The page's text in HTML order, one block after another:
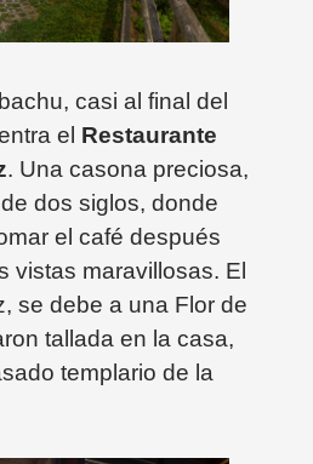
casi al final del
el Restaurante
. Una casona preciosa,
dos siglos, donde
el café después
vistas maravillosas. El
se debe a una Flor de
tallada en la casa,
templario de la